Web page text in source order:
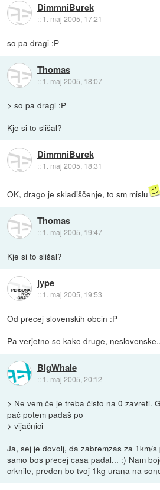
DimmniBurek
:: 1. maj 2005, 17:21
so pa dragi :P
Thomas
:: 1. maj 2005, 18:07
> so pa dragi :P
Kje si to slišal?
DimmniBurek
:: 1. maj 2005, 18:31
OK, drago je skladiščenje, to sm mislu
Thomas
:: 1. maj 2005, 19:47
Kje si to slišal?
jype
:: 1. maj 2005, 19:53
Od precej slovenskih obcin :P
Pa verjetno se kake druge,
BigWhale
:: 1. maj 2005, 20:12
> Ne vem če je treba čisto na 0 zavreti.
pač potem padaš po
> vijačnici
Ja, sej je dovolj, da zabremzas za 1km/
samo bos precej casa padal... :) Nam
crknile, preden bo tvoj 1kg urana na